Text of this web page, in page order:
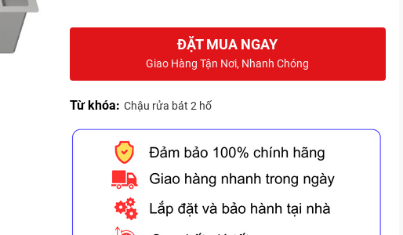
ĐẶT MUA NGAY
Giao Hàng Tận Nơi, Nhanh Chóng
Từ khóa: Chậu rửa bát 2 hố